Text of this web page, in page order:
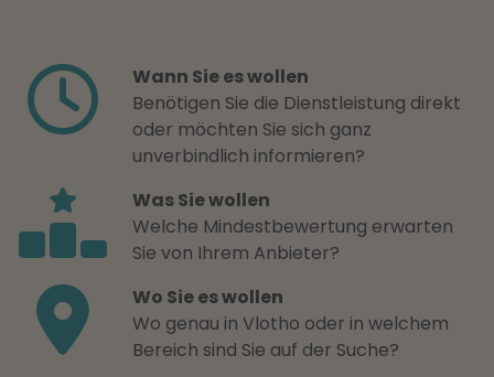
Wann Sie es wollen
Benötigen Sie die Dienstleistung direkt
oder möchten Sie sich ganz
unverbindlich informieren?
Was Sie wollen
Welche Mindestbewertung erwarten
Sie von Ihrem Anbieter?
Wo Sie es wollen
Wo genau in Vlotho oder in welchem
Bereich sind Sie auf der Suche?